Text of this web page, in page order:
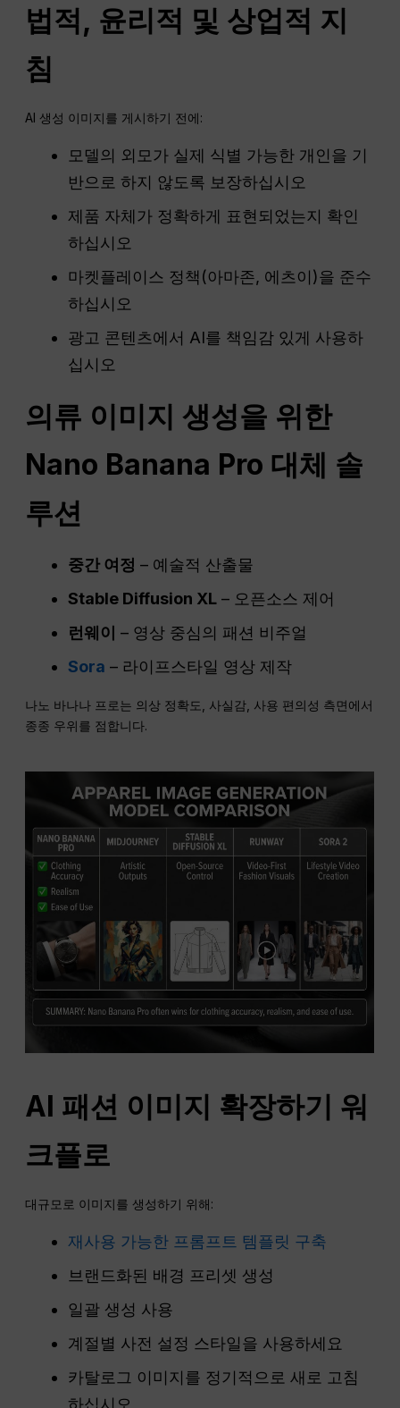
법적, 윤리적 및 상업적 지
침
AI 생성 이미지를 게시하기 전에:
모델의 외모가 실제 식별 가능한 개인을 기
반으로 하지 않도록 보장하십시오
제품 자체가 정확하게 표현되었는지 확인
하십시오
마켓플레이스 정책(아마존, 에츠이)을 준수
하십시오
광고 콘텐츠에서 AI를 책임감 있게 사용하
십시오
의류 이미지 생성을 위한
Nano Banana Pro 대체 솔
루션
중간 여정 – 예술적 산출물
Stable Diffusion XL – 오픈소스 제어
런웨이 – 영상 중심의 패션 비주얼
Sora – 라이프스타일 영상 제작
나노 바나나 프로는 의상 정확도, 사실감, 사용 편의성 측면에서
종종 우위를 점합니다.
AI 패션 이미지 확장하기 워
크플로
대규모로 이미지를 생성하기 위해:
재사용 가능한 프롬프트 템플릿 구축
브랜드화된 배경 프리셋 생성
일괄 생성 사용
계절별 사전 설정 스타일을 사용하세요
카탈로그 이미지를 정기적으로 새로 고침
하십시오